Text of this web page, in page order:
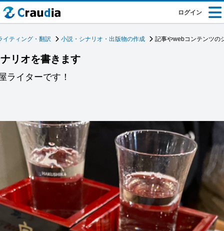
ログイン
イティング・翻訳 小説・シナリオ・出版物の作成 記事やwebコンテンツの
リオを書きます
ライターです！